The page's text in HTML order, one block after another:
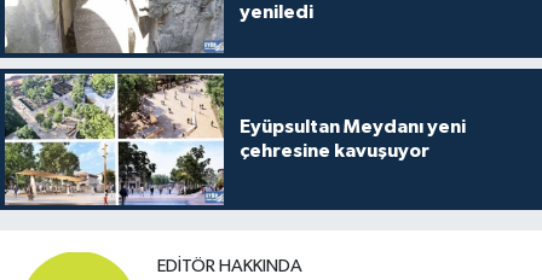
yeniledi
Eyüpsultan Meydanı yeni
çehresine kavuşuyor
EDITÖR HAKKINDA